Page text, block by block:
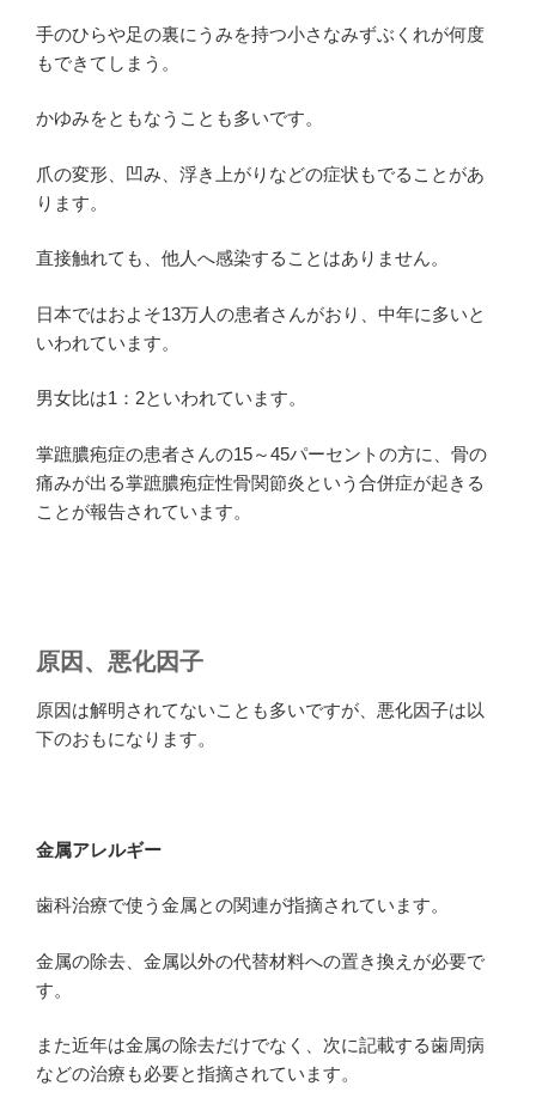
手のひらや足の裏にうみを持つ小さなみずぶくれが何度
もできてしまう。
かゆみをともなうことも多いです。
爪の変形、凹み、浮き上がりなどの症状もでることがあ
ります。
直接触れても、他人へ感染することはありません。
日本ではおよそ13万人の患者さんがおり、中年に多いと
いわれています。
男女比は1：2といわれています。
掌蹠膿疱症の患者さんの15～45パーセントの方に、骨の
痛みが出る掌蹠膿疱症性骨関節炎という合併症が起きる
ことが報告されています。
原因、悪化因子
原因は解明されてないことも多いですが、悪化因子は以
下のおもになります。
金属アレルギー
歯科治療で使う金属との関連が指摘されています。
金属の除去、金属以外の代替材料への置き換えが必要で
す。
また近年は金属の除去だけでなく、次に記載する歯周病
などの治療も必要と指摘されています。